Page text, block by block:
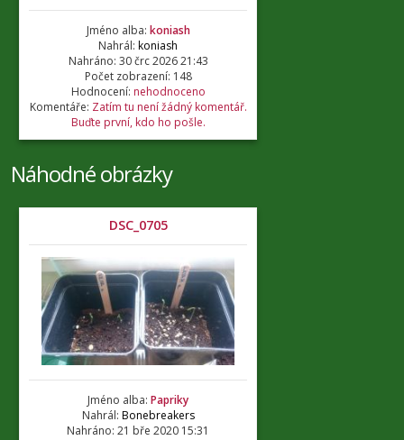
Jméno alba: koniash
Nahrál: koniash
Nahráno: 30 črc 2026 21:43
Počet zobrazení: 148
Hodnocení: nehodnoceno
Komentáře: Zatím tu není žádný komentář.
Buďte první, kdo ho pošle.
Náhodné obrázky
DSC_0705
Jméno alba: Papriky
Nahrál: Bonebreakers
Nahráno: 21 bře 2020 15:31